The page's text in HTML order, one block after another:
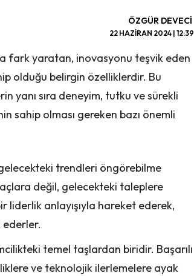
ÖZGÜR DEVECI
22 HAZIRAN 2024 | 12:39
fark yaratan, inovasyonu teşvik eden
olduğu belirgin özelliklerdir. Bu
yanı sıra deneyim, tutku ve sürekli
sahip olması gereken bazı önemli
trendleri öngörebilme
değil, gelecekteki taleplere
anlayışıyla hareket ederek,
ederler.
temel taşlardan biridir. Başarılı
ve teknolojik ilerlemelere ayak